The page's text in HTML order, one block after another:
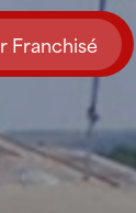
Franchisé